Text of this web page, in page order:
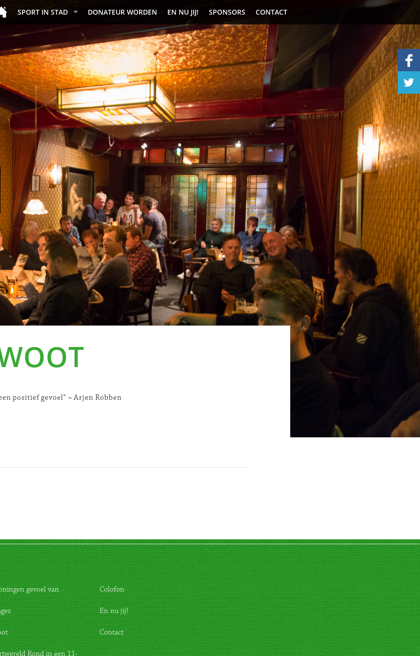
SPORT IN STAD DONATEUR WORDEN EN NU JIJ! SPONSORS CONTACT
positief gevoel" ~ Arjen Robben
gevoel van
Rond in een 11-
Colofon
En nu jij!
Contact